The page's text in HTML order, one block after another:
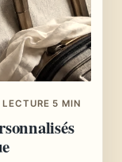
LECTURE 5 MIN